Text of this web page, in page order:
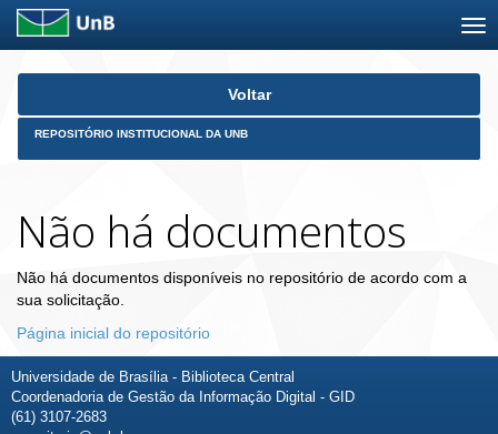
Skip
Voltar
REPOSITÓRIO INSTITUCIONAL DA UNB
Não há documentos
Não há documentos disponíveis no repositório de acordo com a
sua solicitação.
Página inicial do repositório
Universidade de Brasília - Biblioteca Central
Coordenadoria de Gestão da Informação Digital - GID
(61) 3107-2683